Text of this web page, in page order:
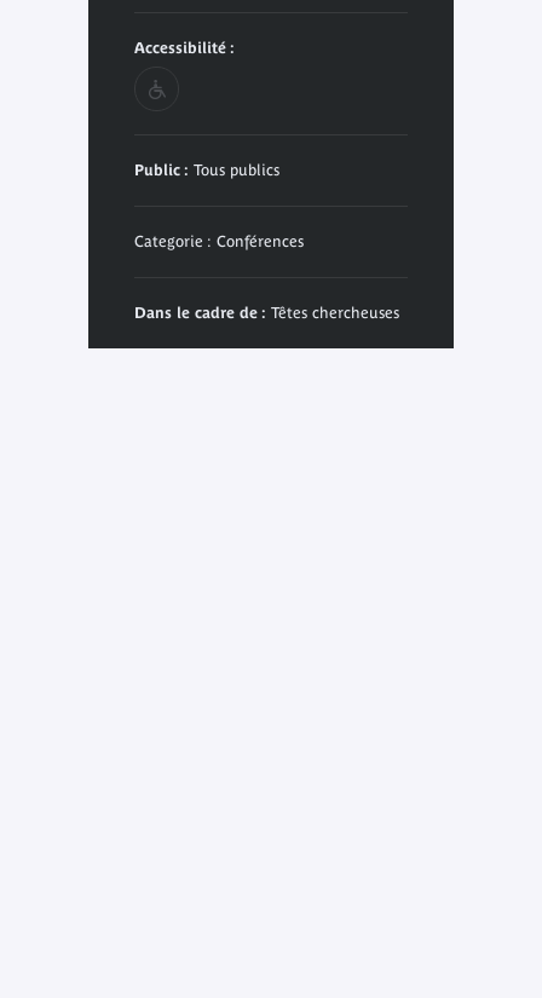
Accessibilité :
Public : Tous publics
Categorie : Conférences
Dans le cadre de : Têtes chercheuses